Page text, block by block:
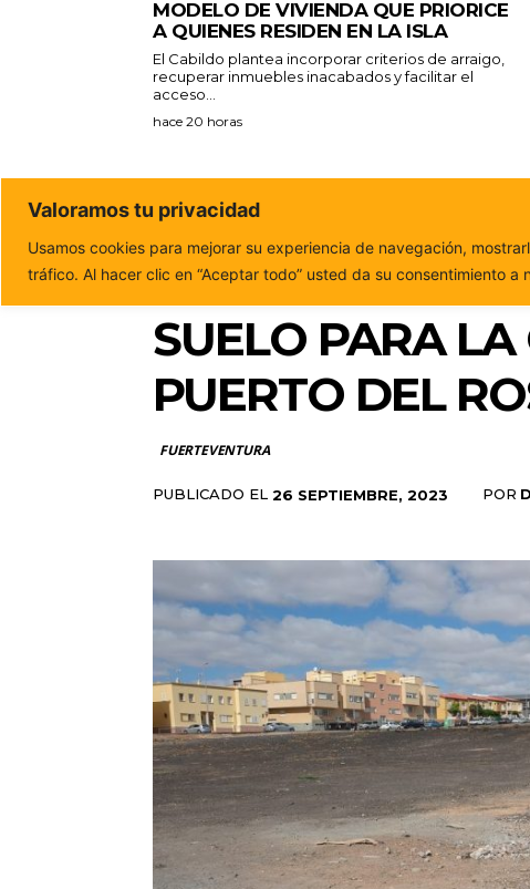
MODELO DE VIVIENDA QUE PRIORICE
A QUIENES RESIDEN EN LA ISLA
El Cabildo plantea incorporar criterios de arraigo,
recuperar inmuebles inacabados y facilitar el
acceso...
hace 20 horas